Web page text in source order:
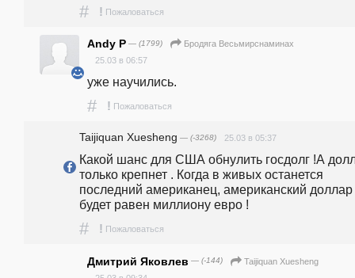
# ! Пожаловаться
Andy P — (1799)
Бродяга Весьмирснаминах
25.03 в 06:57
уже научились.
# ! Пожаловаться
Taijiquan Xuesheng — (-3268) 25.03 в 05:37
Какой шанс для США обнулить госдолг !А
только крепнет . Когда в живых останется
последний американец, американский доллар
будет равен миллиону евро !
# ! Пожаловаться
Дмитрий Яковлев — (-144)
Taijiquan Xuesheng